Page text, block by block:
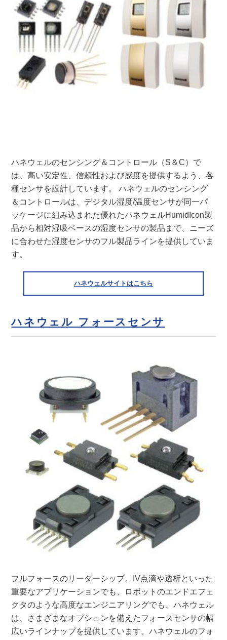
ハネウェルのセンシング＆コントロール（S＆C）で
は、高い安定性、信頼性および感度を提供するよう、各
種センサを設計しています。 ハネウェルのセンシング
＆コントロールは、デジタル湿度/温度センサが同一パ
ッケージに組み込まれた優れたハネウェルHumidIcon製
品から相対湿吸ベースの湿度センサの製品まで、ニーズ
に合わせた湿度センサのフル製品ラインを提供していま
す。
ハネウェルサイトはこちら
ハネウェル フォースセンサ
フルフォースのリーダーシップ。IV点滴や透析といった
重要なアプリケーションでも、ロボットのエンドエフェ
クタのような高度なエンジニアリングでも、ハネウェル
は、さまざまなオプションを備えたフォースセンサの幅
広いラインナップを提供しています。ハネウェルのフォ